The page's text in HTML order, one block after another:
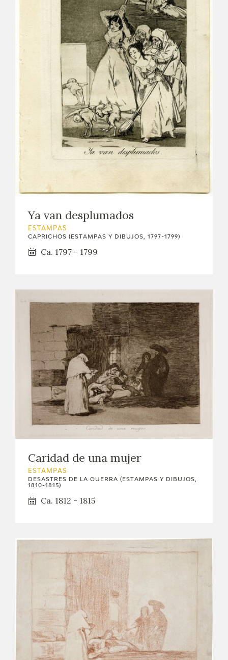
Ya van desplumados
ESTAMPAS
CAPRICHOS (ESTAMPAS Y DIBUJOS, 1797-1799)
Ca. 1797 - 1799
Caridad de una mujer
ESTAMPAS
DESASTRES DE LA GUERRA (ESTAMPAS Y DIBUJOS,
1810-1815)
Ca. 1812 - 1815